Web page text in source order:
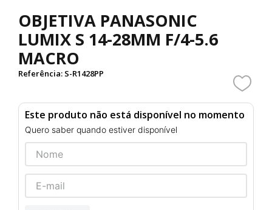
OBJETIVA PANASONIC
LUMIX S 14-28MM F/4-5.6
MACRO
Referência: S-R1428PP
Este produto não está disponível no momento
Quero saber quando estiver disponível